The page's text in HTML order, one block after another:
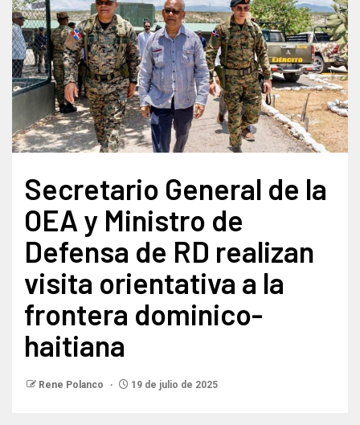
Secretario General de la
OEA y Ministro de
Defensa de RD realizan
visita orientativa a la
frontera dominico-
haitiana
Rene Polanco 19 de julio de 2025